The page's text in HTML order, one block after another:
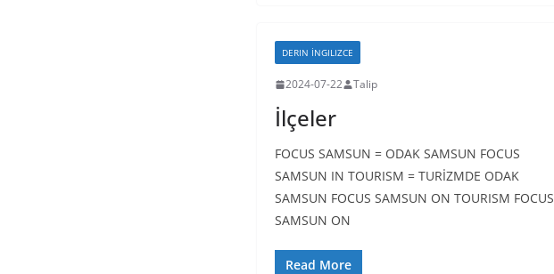
DERIN İNGILIZCE
2024-07-22 Talip
İlçeler
FOCUS SAMSUN = ODAK SAMSUN FOCUS
SAMSUN IN TOURISM = TURİZMDE ODAK
SAMSUN FOCUS SAMSUN ON TOURISM FOCUS
SAMSUN ON
Read More